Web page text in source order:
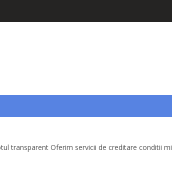
transparent Oferim servicii de creditare conditii